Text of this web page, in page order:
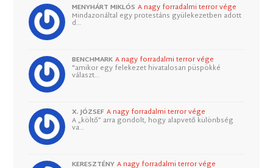
MENYHÁRT MIKLÓS A nagy forradalmi terror vége
Mindazonáltal egy protestáns gyülekezetben adott
d…
BENCHMARK A nagy forradalmi terror vége
"amikor egy felekezet hivatalosan püspökké
választ…
X. JÓZSEF A nagy forradalmi terror vége
A „költő” arra gondolt, hogy alapvető különbség
va…
KERESZTÉNY A nagy forradalmi terror vége